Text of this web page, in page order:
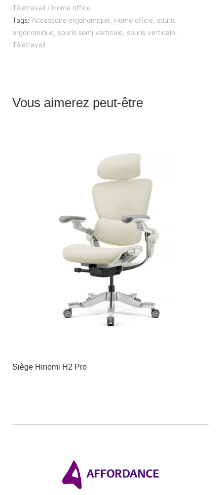
Télétravail / Home office
Tags: Accessoire ergonomique, Home office, souris
ergonomique, souris semi verticale, souris verticale,
Télétravail
Vous aimerez peut-être
Siège Hinomi H2 Pro